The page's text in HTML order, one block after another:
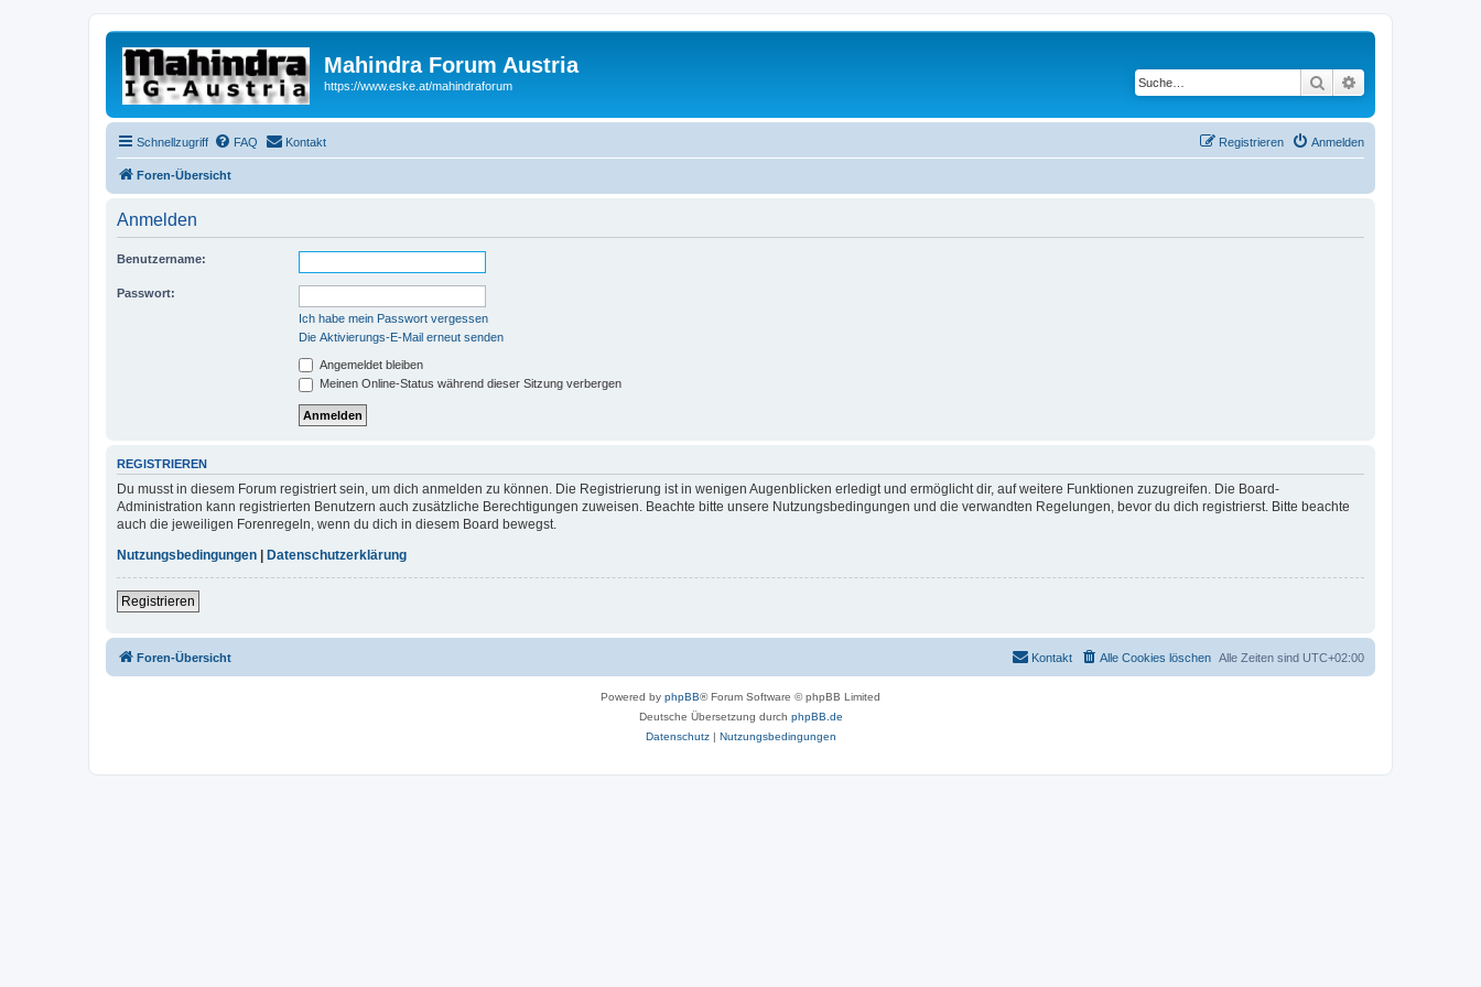
Mahindra Forum Austria
https://www.eske.at/mahindraforum Suche
Schnellzugriff FAQ Kontakt Anmelden
Registrieren
Foren-Übersicht
Anmelden
Benutzername:
Passwort:
Ich habe mein Passwort vergessen
Die Aktivierungs-E-Mail erneut senden
Angemeldet bleiben
Meinen Online-Status während dieser Sitzung verbergen
REGISTRIEREN
Du musst in diesem Forum registriert sein, um dich anmelden zu können. Die Registrierung ist in wenigen Augenblicken erledigt und ermöglicht dir, auf weitere Funktionen zuzugreifen. Die Board-
Administration kann registrierten Benutzern auch zusätzliche Berechtigungen zuweisen. Beachte bitte unsere Nutzungsbedingungen und die verwandten Regelungen, bevor du dich registrierst. Bitte beachte
auch die jeweiligen Forenregeln, wenn du dich in diesem Board bewegst.
Nutzungsbedingungen
Datenschutzerklärung
Registrieren
Foren-Übersicht Alle Zeiten sind UTC+02:00
Alle Cookies löschen
Kontakt
Powered by phpBB® Forum Software © phpBB Limited
Deutsche Übersetzung durch phpBB.de
Datenschutz| Nutzungsbedingungen